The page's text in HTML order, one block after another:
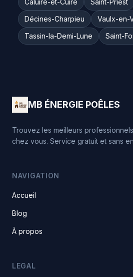
Caluire-et-Cuire
Saint-Priest
Décines-Charpieu
Vaulx-en-
Tassin-la-Demi-Lune
Saint-
MB ÉNERGIE POÊLES
Trouvez les meilleurs
chez vous. Service gratuit et sans
NAVIGATION
Accueil
Blog
À propos
LEGAL